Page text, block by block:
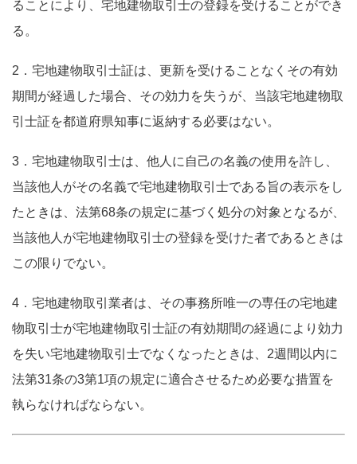
ることにより、宅地建物取引士の登録を受けることができ
る。
2．宅地建物取引士証は、更新を受けることなくその有効
期間が経過した場合、その効力を失うが、当該宅地建物取
引士証を都道府県知事に返納する必要はない。
3．宅地建物取引士は、他人に自己の名義の使用を許し、
当該他人がその名義で宅地建物取引士である旨の表示をし
たときは、法第68条の規定に基づく処分の対象となるが、
当該他人が宅地建物取引士の登録を受けた者であるときは
この限りでない。
4．宅地建物取引業者は、その事務所唯一の専任の宅地建
物取引士が宅地建物取引士証の有効期間の経過により効力
を失い宅地建物取引士でなくなったときは、2週間以内に
法第31条の3第1項の規定に適合させるため必要な措置を
執らなければならない。